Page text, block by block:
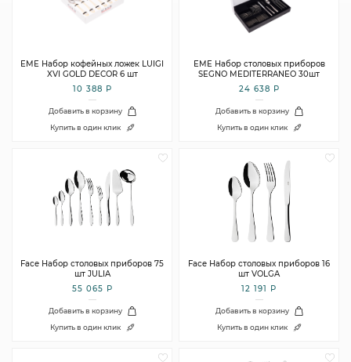
EME Набор кофейных ложек LUIGI
XVI GOLD DECOR 6 шт
10 388 Р
Добавить в корзину
Купить в один клик
EME Набор столовых приборов
SEGNO MEDITERRANEO 30шт
24 638 Р
Добавить в корзину
Купить в один клик
Face Набор столовых приборов 75
шт JULIA
55 065 Р
Добавить в корзину
Купить в один клик
Face Набор столовых приборов 16
шт VOLGA
12 191 Р
Добавить в корзину
Купить в один клик